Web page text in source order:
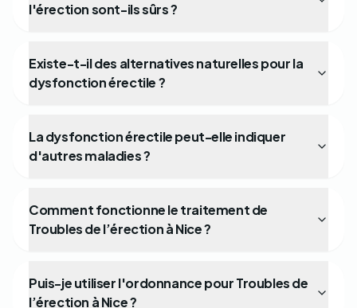
l'érection sont-ils sûrs ?
Existe-t-il des alternatives naturelles pour la
dysfonction érectile ?
La dysfonction érectile peut-elle indiquer
d'autres maladies ?
Comment fonctionne le traitement de
Troubles de l’érection à Nice ?
Puis-je utiliser l'ordonnance pour Troubles de
l’érection à Nice ?